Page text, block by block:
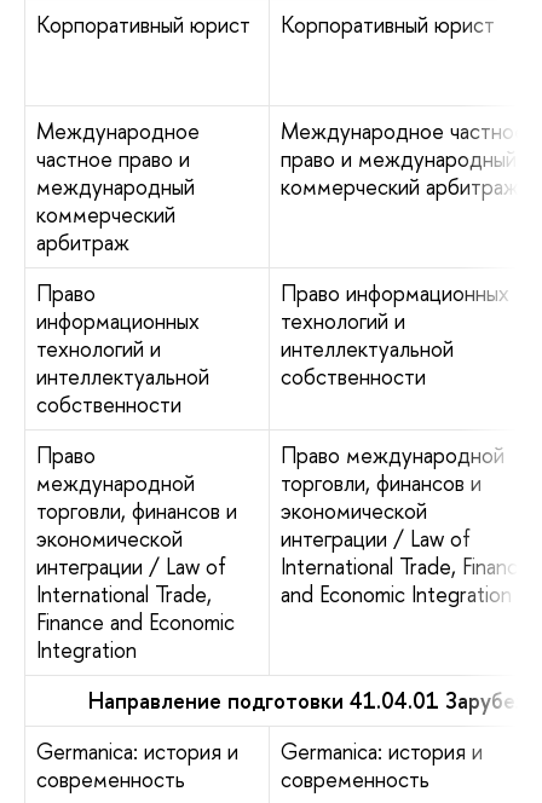
Корпоративный юрист Корпоративный юрист
Международное
частное право и
международный
коммерческий
арбитраж
Международное частное
право и международный
коммерческий арбитраж
Право
информационных
технологий и
интеллектуальной
собственности
Право информационных
технологий и
интеллектуальной
собственности
Право
международной
торговли, финансов и
экономической
интеграции / Law of
International Trade,
Finance and Economic
Integration
Право международной
торговли, финансов и
экономической
интеграции / Law of
International Trade, Finance
and Economic Integration
Направление подготовки 41.04.01
Germanica: история и
современность
Germanica: история и
современность